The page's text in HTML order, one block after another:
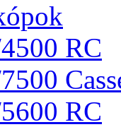
RC
RC